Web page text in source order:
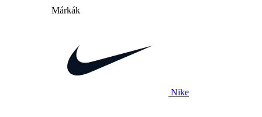
Márkák
Nike